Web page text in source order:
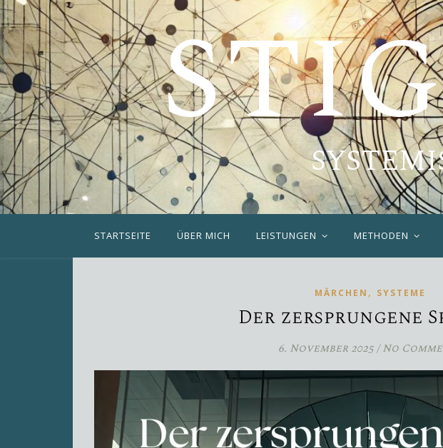
STARTSEITE ÜBER MICH LEISTUNGEN METHODEN
MÄRCHEN , SYSTEME
Der zersprungene
6. November 2025/ No